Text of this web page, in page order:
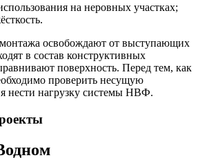
на неровных участках;
освобождают от выступающих
в состав конструктивных
поверхность. Перед тем, как
проверить несущую
нести нагрузку системы НВФ.